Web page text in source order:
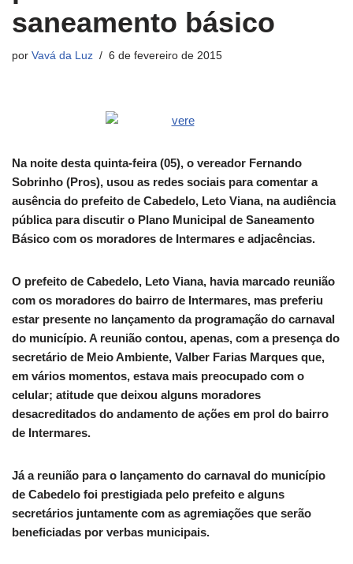
saneamento básico
por Vavá da Luz 6 de fevereiro de 2015
Na noite desta quinta-feira (05), o vereador Fernando
Sobrinho (Pros), usou as redes sociais para comentar a
ausência do prefeito de Cabedelo, Leto Viana, na audiência
pública para discutir o Plano Municipal de Saneamento
Básico com os moradores de Intermares e adjacências.
O prefeito de Cabedelo, Leto Viana, havia marcado reunião
com os moradores do bairro de Intermares, mas preferiu
estar presente no lançamento da programação do carnaval
do município. A reunião contou, apenas, com a presença do
secretário de Meio Ambiente, Valber Farias Marques que,
em vários momentos, estava mais preocupado com o
celular; atitude que deixou alguns moradores
desacreditados do andamento de ações em prol do bairro
de Intermares.
Já a reunião para o lançamento do carnaval do município
de Cabedelo foi prestigiada pelo prefeito e alguns
secretários juntamente com as agremiações que serão
beneficiadas por verbas municipais.